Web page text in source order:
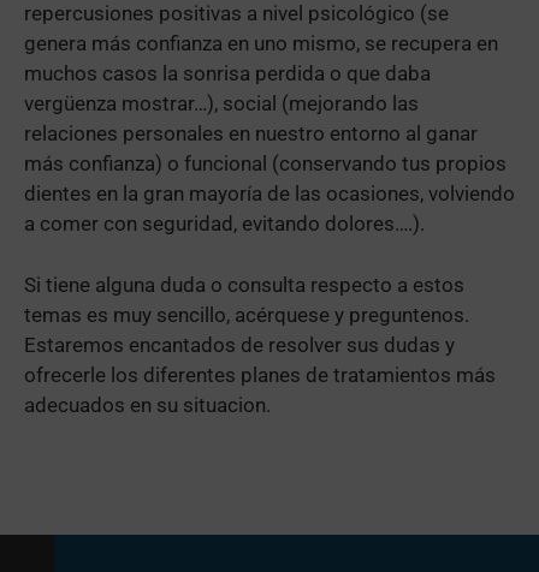
repercusiones positivas a nivel psicológico (se
genera más confianza en uno mismo, se recupera en
muchos casos la sonrisa perdida o que daba
vergüenza mostrar…), social (mejorando las
relaciones personales en nuestro entorno al ganar
más confianza) o funcional (conservando tus propios
dientes en la gran mayoría de las ocasiones, volviendo
a comer con seguridad, evitando dolores….).
Si tiene alguna duda o consulta respecto a estos
temas es muy sencillo, acérquese y preguntenos.
Estaremos encantados de resolver sus dudas y
ofrecerle los diferentes planes de tratamientos más
adecuados en su situacion.